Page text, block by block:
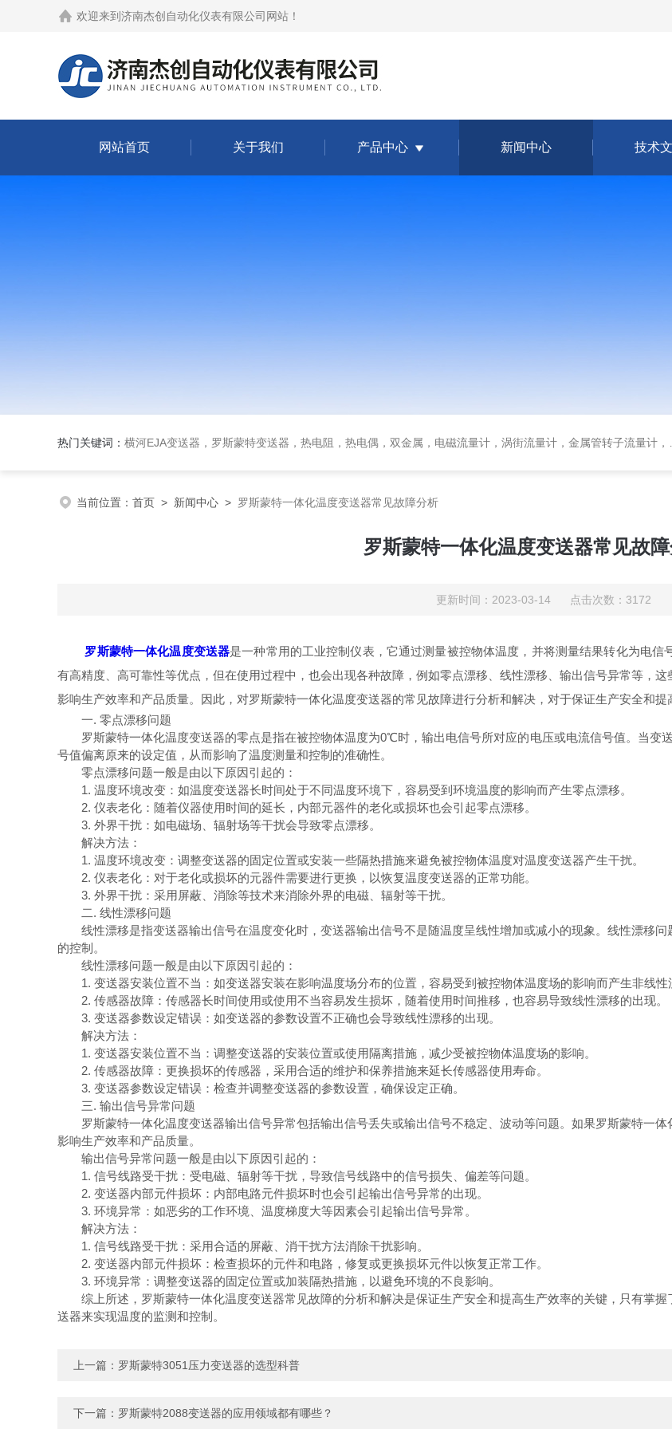
欢迎来到 济南杰创自动化仪表有限公司网站 ！
网站首页 关于我们 产品中心 新闻中心 技术
热门关键词： 横河EJA变送器，罗斯蒙特变送器，热电阻，热电偶，双金属，电磁流量计，涡街流量计，金属管转子流量计，磁翻板液位计，超声波液位计
当前位置： 首页 > 新闻中心 > 罗斯蒙特一体化温度变送器常见故障分析
罗斯蒙特一体化温度变送器常见故
更新时间：2023-03-14 点击次数：3172
罗斯蒙特一体化温度变送器是一种常用的工业控制仪表，它通过测量被控物体温度，并将测量结果转化为电
有高精度、高可靠性等优点，但在使用过程中，也会出现各种故障，例如零点漂移、线性漂移、输出信号异常等，
影响生产效率和产品质量。因此，对罗斯蒙特一体化温度变送器的常见故障进行分析和解决，对于保证生产安全和提
一. 零点漂移问题
罗斯蒙特一体化温度变送器的零点是指在被控物体温度为0℃时，输出电信号所对应的电压或电流信号值。当变
号值偏离原来的设定值，从而影响了温度测量和控制的准确性。
零点漂移问题一般是由以下原因引起的：
1. 温度环境改变：如温度变送器长时间处于不同温度环境下，容易受到环境温度的影响而产生零点漂移。
2. 仪表老化：随着仪器使用时间的延长，内部元器件的老化或损坏也会引起零点漂移。
3. 外界干扰：如电磁场、辐射场等干扰会导致零点漂移。
解决方法：
1. 温度环境改变：调整变送器的固定位置或安装一些隔热措施来避免被控物体温度对温度变送器产生干扰。
2. 仪表老化：对于老化或损坏的元器件需要进行更换，以恢复温度变送器的正常功能。
3. 外界干扰：采用屏蔽、消除等技术来消除外界的电磁、辐射等干扰。
二. 线性漂移问题
线性漂移是指变送器输出信号在温度变化时，变送器输出信号不是随温度呈线性增加或减小的现象。线性漂移问
的控制。
线性漂移问题一般是由以下原因引起的：
1. 变送器安装位置不当：如变送器安装在影响温度场分布的位置，容易受到被控物体温度场的影响而产生非线性
2. 传感器故障：传感器长时间使用或使用不当容易发生损坏，随着使用时间推移，也容易导致线性漂移的出现。
3. 变送器参数设定错误：如变送器的参数设置不正确也会导致线性漂移的出现。
解决方法：
1. 变送器安装位置不当：调整变送器的安装位置或使用隔离措施，减少受被控物体温度场的影响。
2. 传感器故障：更换损坏的传感器，采用合适的维护和保养措施来延长传感器使用寿命。
3. 变送器参数设定错误：检查并调整变送器的参数设置，确保设定正确。
三. 输出信号异常问题
罗斯蒙特一体化温度变送器输出信号异常包括输出信号丢失或输出信号不稳定、波动等问题。如果罗斯蒙特一体
影响生产效率和产品质量。
输出信号异常问题一般是由以下原因引起的：
1. 信号线路受干扰：受电磁、辐射等干扰，导致信号线路中的信号损失、偏差等问题。
2. 变送器内部元件损坏：内部电路元件损坏时也会引起输出信号异常的出现。
3. 环境异常：如恶劣的工作环境、温度梯度大等因素会引起输出信号异常。
解决方法：
1. 信号线路受干扰：采用合适的屏蔽、消干扰方法消除干扰影响。
2. 变送器内部元件损坏：检查损坏的元件和电路，修复或更换损坏元件以恢复正常工作。
3. 环境异常：调整变送器的固定位置或加装隔热措施，以避免环境的不良影响。
综上所述，罗斯蒙特一体化温度变送器常见故障的分析和解决是保证生产安全和提高生产效率的关键，只有掌握
送器来实现温度的监测和控制。
上一篇： 罗斯蒙特3051压力变送器的选型科普
下一篇： 罗斯蒙特2088变送器的应用领域都有哪些？